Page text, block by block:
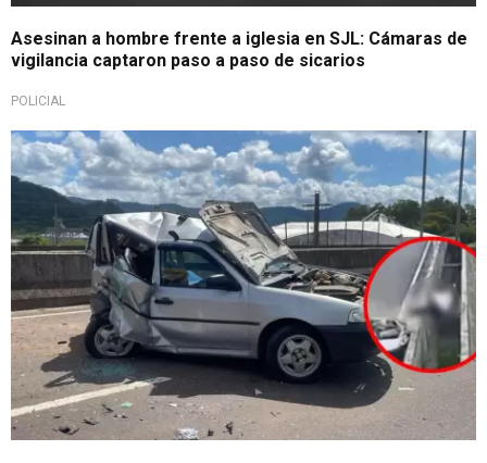
Asesinan a hombre frente a iglesia en SJL: Cámaras de
vigilancia captaron paso a paso de sicarios
POLICIAL
No lo vio